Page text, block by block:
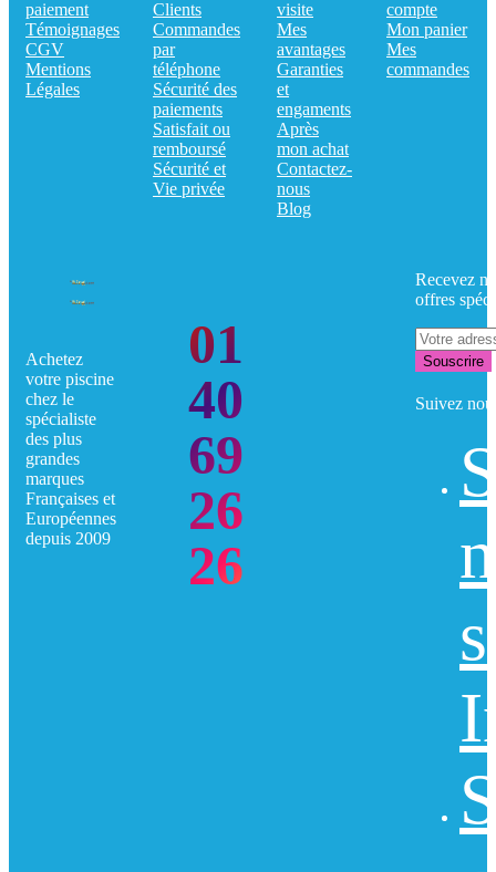
paiement
Témoignages
CGV
Mentions
Légales
Clients
Commandes
par
téléphone
Sécurité des
paiements
Satisfait ou
remboursé
Sécurité et
Vie privée
visite
Mes
avantages
Garanties
et
engaments
Après
mon achat
Contactez-
nous
Blog
compte
Mon panier
Mes
commandes
Achetez
votre piscine
chez le
spécialiste
des plus
grandes
marques
Françaises et
Européennes
depuis 2009
01
40
69
26
26
Recevez
offres
Souscrire
Suivez